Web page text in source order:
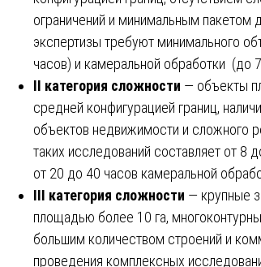
ограничений и минимальным пакетом
экспертизы требуют минимального
часов) и камеральной обработки (до
II категория сложности — объекты
средней конфигурацией границ,
объектов недвижимости и сложного
таких исследований составляет от 8
от 20 до 40 часов камеральной
III категория сложности — крупные
площадью более 10 га,
большим количеством строений и
проведения комплексных